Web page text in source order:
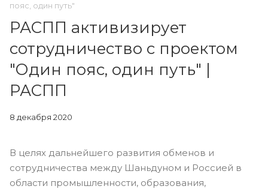
пояс, один путь"
РАСПП активизирует
сотрудничество с проектом
"Один пояс, один путь" |
РАСПП
8 декабря 2020
В целях дальнейшего развития обменов и
сотрудничества между Шаньдуном и Россией в
области промышленности, образования,